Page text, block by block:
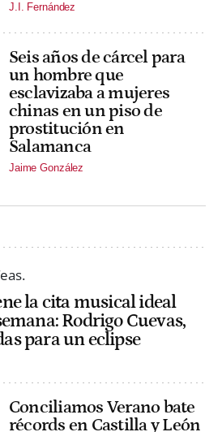
J.I. Fernández
Seis años de cárcel para
un hombre que
esclavizaba a mujeres
chinas en un piso de
prostitución en
Salamanca
Jaime González
la cita musical ideal
Rodrigo Cuevas,
para un eclipse
Conciliamos Verano bate
récords en Castilla y León